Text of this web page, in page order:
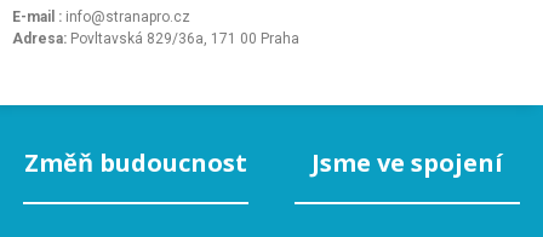
E-mail : info@stranapro.cz
Adresa: Povltavská 829/36a, 171 00 Praha
Změň budoucnost Jsme ve spojení